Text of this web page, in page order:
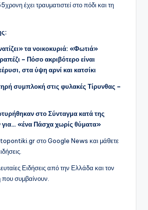
έχει τραυματιστεί στο πόδι και τη
τα νοικοκυριά: «Φωτιά»
– Πόσο ακριβότερο είναι
στα ύψη αρνί και κατσίκι
συμπλοκή στις φυλακές Τίρυνθας –
στο Σύνταγμα κατά της
«ένα Πάσχα χωρίς θύματα»
topontiki.gr στο Google News και μάθετε
Ειδήσεις από την Ελλάδα και τον
που συμβαίνουν.